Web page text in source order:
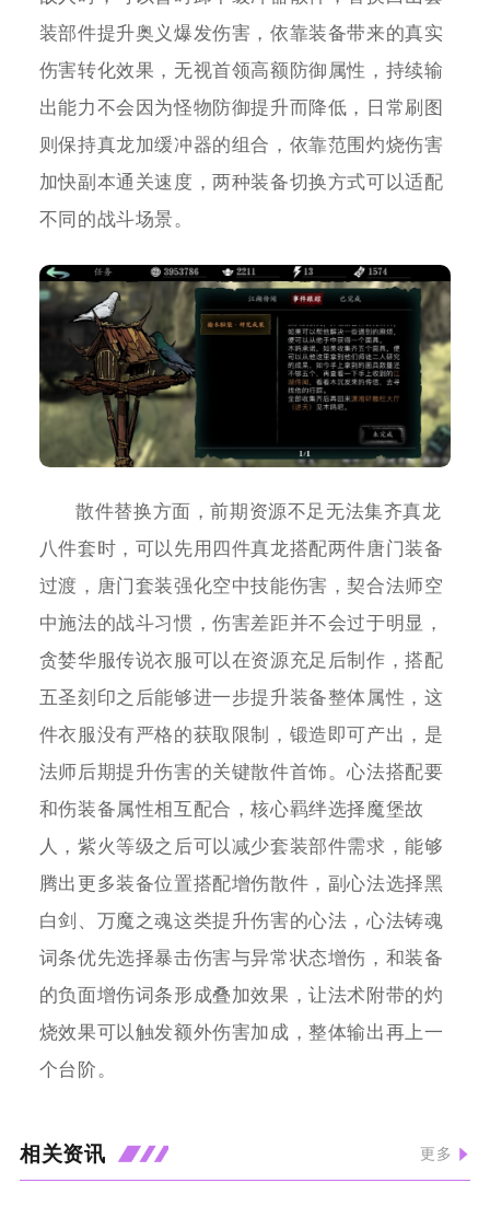
装部件提升奥义爆发伤害，依靠装备带来的真实
伤害转化效果，无视首领高额防御属性，持续输
出能力不会因为怪物防御提升而降低，日常刷图
则保持真龙加缓冲器的组合，依靠范围灼烧伤害
加快副本通关速度，两种装备切换方式可以适配
不同的战斗场景。
散件替换方面，前期资源不足无法集齐真龙
八件套时，可以先用四件真龙搭配两件唐门装备
过渡，唐门套装强化空中技能伤害，契合法师空
中施法的战斗习惯，伤害差距并不会过于明显，
贪婪华服传说衣服可以在资源充足后制作，搭配
五圣刻印之后能够进一步提升装备整体属性，这
件衣服没有严格的获取限制，锻造即可产出，是
法师后期提升伤害的关键散件首饰。心法搭配要
和伤装备属性相互配合，核心羁绊选择魔堡故
人，紫火等级之后可以减少套装部件需求，能够
腾出更多装备位置搭配增伤散件，副心法选择黑
白剑、万魔之魂这类提升伤害的心法，心法铸魂
词条优先选择暴击伤害与异常状态增伤，和装备
的负面增伤词条形成叠加效果，让法术附带的灼
烧效果可以触发额外伤害加成，整体输出再上一
个台阶。
相关资讯 更多